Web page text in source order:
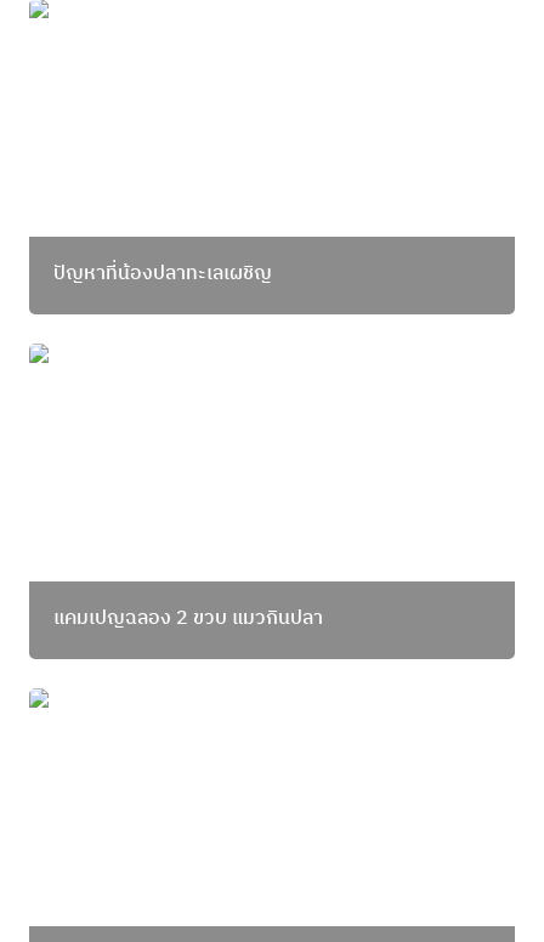
ปัญหาที่น้องปลาทะเลเผชิญ
ปัญหาที่น้องปลาทะเลเผชิญ
แคมเปญฉลอง 2 ขวบ แมวกินปลา
แคมเปญฉลอง 2 ขวบ แมวกินปลา
ความหลากหลายบนจาน ช่วยรักษาชีวิตในทะเล